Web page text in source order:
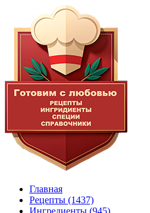
Главная
Рецепты (1437)
Ингредиенты (945)